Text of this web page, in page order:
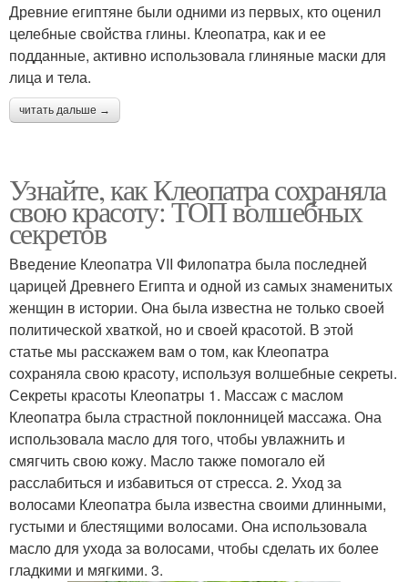
Древние египтяне были одними из первых, кто оценил
целебные свойства глины. Клеопатра, как и ее
подданные, активно использовала глиняные маски для
лица и тела.
читать дальше →
Узнайте, как Клеопатра сохраняла
свою красоту: ТОП волшебных
секретов
Введение Клеопатра VII Филопатра была последней
царицей Древнего Египта и одной из самых знаменитых
женщин в истории. Она была известна не только своей
политической хваткой, но и своей красотой. В этой
статье мы расскажем вам о том, как Клеопатра
сохраняла свою красоту, используя волшебные секреты.
Секреты красоты Клеопатры 1. Массаж с маслом
Клеопатра была страстной поклонницей массажа. Она
использовала масло для того, чтобы увлажнить и
смягчить свою кожу. Масло также помогало ей
расслабиться и избавиться от стресса. 2. Уход за
волосами Клеопатра была известна своими длинными,
густыми и блестящими волосами. Она использовала
масло для ухода за волосами, чтобы сделать их более
гладкими и мягкими. 3.